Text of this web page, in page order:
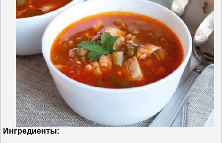
Ингредиенты: